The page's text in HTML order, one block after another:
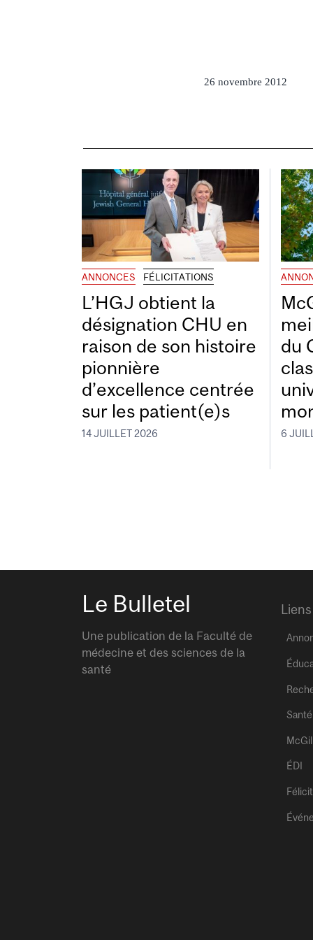
26 novembre 2012
ANNONCES FÉLICITATIONS
L’HGJ obtient la
désignation CHU en
raison de son histoire
pionnière
d’excellence centrée
sur les patient(e)s
14 JUILLET 2026
du
6
Le Bulletel
Une publication de la Faculté de
médecine et des sciences de la
santé
ÉDI